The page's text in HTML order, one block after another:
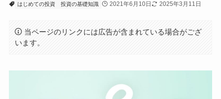
はじめての投資 投資の基礎知識 2021年6月10日 2025年3月11日
当ページのリンクには広告が含まれている場合がござ
います。